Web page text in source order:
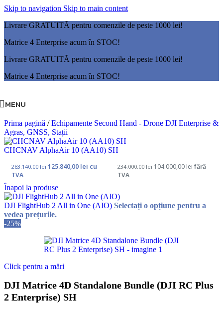
Skip to navigation Skip to main content
Livrare GRATUITĂ pentru comenzile de peste 1000 lei!
Matrice 4 Enterprise acum în STOC!
Livrare GRATUITĂ pentru comenzile de peste 1000 lei!
Matrice 4 Enterprise acum în STOC!
MENU
Prima pagină / Echipamente Second Hand - Drone DJI Enterprise &
Agras, GNSS, Stații
CHCNAV AlphaAir 10 (AA10) SH
234.000,00lei 104.000,00 lei fără
TVA
283.140,00lei 125.840,00 lei cu
TVA
Înapoi la produse
DJI FlightHub 2 All in One (AIO) Selectați o opțiune pentru a
vedea prețurile.
-25%
Click pentru a mări
DJI Matrice 4D Standalone Bundle (DJI RC Plus
2 Enterprise) SH